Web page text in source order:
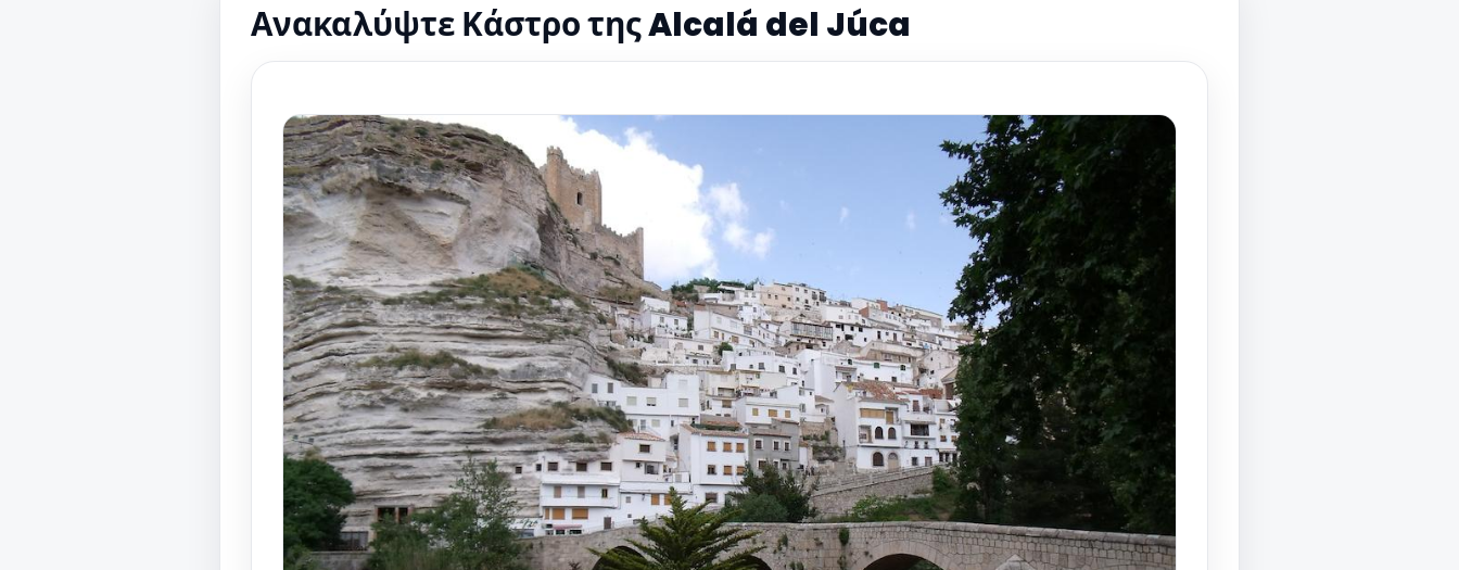
Ανακαλύψτε Κάστρο της Alcalá del Júca